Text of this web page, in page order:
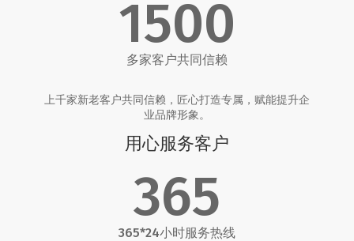
1500
多家客户共同信赖
上千家新老客户共同信赖，匠心打造专属，赋能提升企
业品牌形象。
用心服务客户
365
365*24小时服务热线